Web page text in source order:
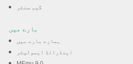
گیم سنٹر
بارے میں
ہمارے بارے میں
اینڈرائڈ ایمولیٹر